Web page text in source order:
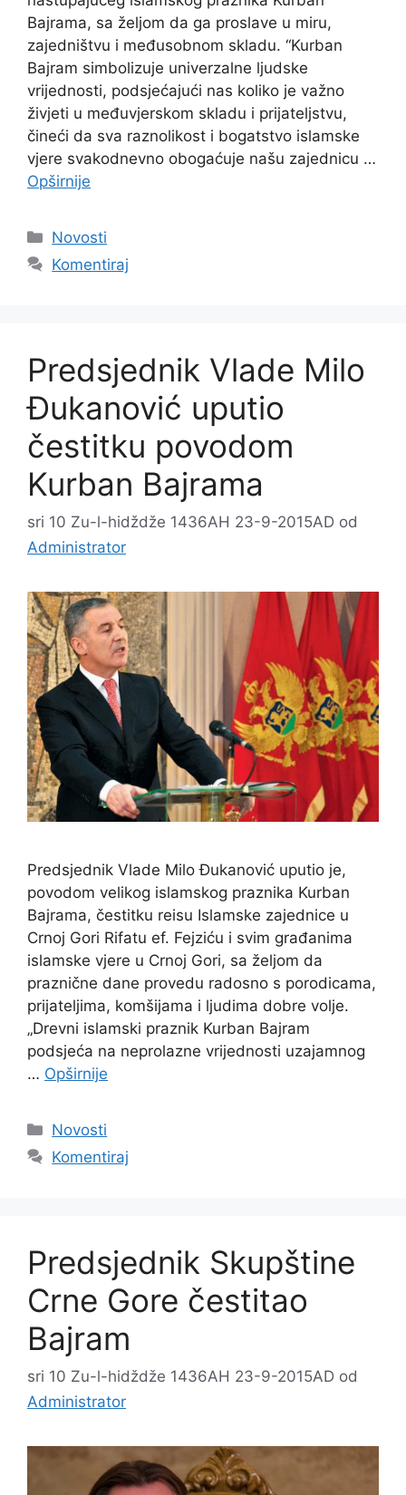
Bajrama, sa željom da ga proslave u miru,
zajedništvu i međusobnom skladu. “Kurban
Bajram simbolizuje univerzalne ljudske
vrijednosti, podsjećajući nas koliko je važno
živjeti u međuvjerskom skladu i prijateljstvu,
čineći da sva raznolikost i bogatstvo islamske
vjere svakodnevno obogaćuje našu zajednicu …
Opširnije
Kategorije
Novosti
Komentiraj
Predsjednik Vlade Milo
Đukanović uputio
čestitku povodom
Kurban Bajrama
sri 10 Zu-l-hidždže 1436AH 23-9-2015AD od
Administrator
Predsjednik Vlade Milo Đukanović uputio je,
povodom velikog islamskog praznika Kurban
Bajrama, čestitku reisu Islamske zajednice u
Crnoj Gori Rifatu ef. Fejziću i svim građanima
islamske vjere u Crnoj Gori, sa željom da
praznične dane provedu radosno s porodicama,
prijateljima, komšijama i ljudima dobre volje.
„Drevni islamski praznik Kurban Bajram
podsjeća na neprolazne vrijednosti uzajamnog
… Opširnije
Kategorije
Novosti
Komentiraj
Predsjednik Skupštine
Crne Gore čestitao
Bajram
sri 10 Zu-l-hidždže 1436AH 23-9-2015AD od
Administrator